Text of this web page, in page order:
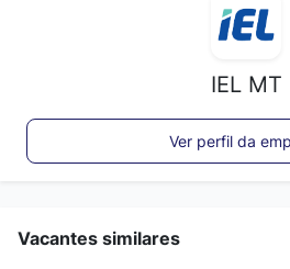
IEL MT
Ver perfil da
Vacantes similares